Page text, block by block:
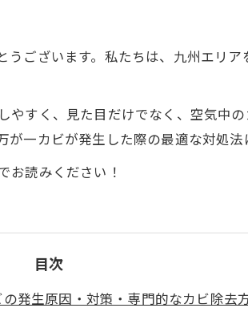
ございます。私たちは、九州エリ
すく、見た目だけでなく、空気中
一カビが発生した際の最適な対処法
お読みください！
目次
発生原因・対策・専門的なカビ除去